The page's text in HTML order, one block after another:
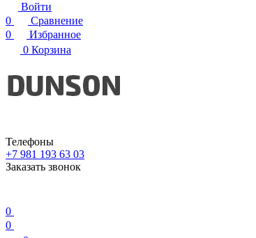
Войти
0
Сравнение
0
Избранное
0 Корзина
Телефоны
+7 981 193 63 03
Заказать звонок
0
0